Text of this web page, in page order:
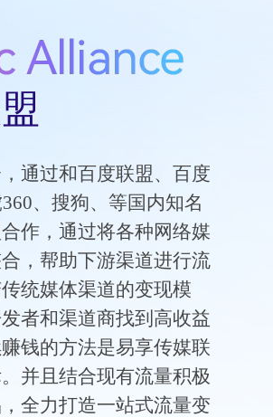
通过和百度联盟、百度
、搜狗、等国内知名
作，通过将各种网络媒
，帮助下游渠道进行流
统媒体渠道的变现模
者和渠道商找到高收益
钱的方法是易享传媒联
并且结合现有流量积极
全力打造一站式流量变